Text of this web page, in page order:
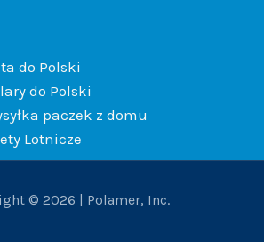
do Polski
do Polski
paczek z domu
Lotnicze
© 2026 | Polamer, Inc.